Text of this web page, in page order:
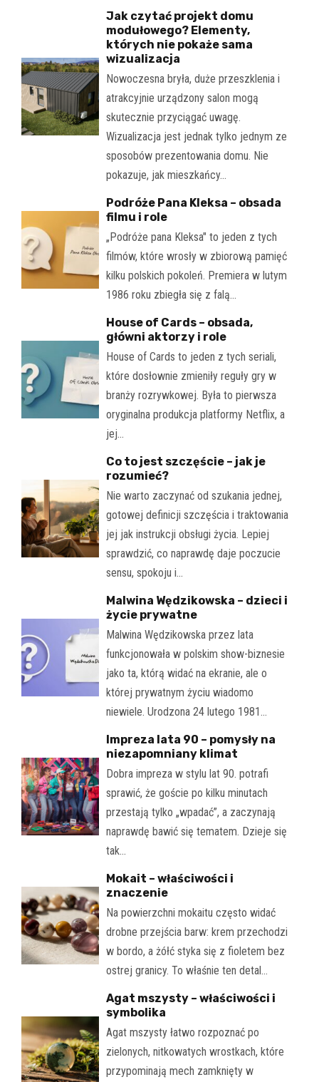
Jak czytać projekt domu
modułowego? Elementy,
których nie pokaże sama
wizualizacja
Nowoczesna bryła, duże przeszklenia i
atrakcyjnie urządzony salon mogą
skutecznie przyciągać uwagę.
Wizualizacja jest jednak tylko jednym ze
sposobów prezentowania domu. Nie
pokazuje, jak mieszkańcy…
Podróże Pana Kleksa – obsada
filmu i role
„Podróże pana Kleksa" to jeden z tych
filmów, które wrosły w zbiorową pamięć
kilku polskich pokoleń. Premiera w lutym
1986 roku zbiegła się z falą…
House of Cards – obsada,
główni aktorzy i role
House of Cards to jeden z tych seriali,
które dosłownie zmieniły reguły gry w
branży rozrywkowej. Była to pierwsza
oryginalna produkcja platformy Netflix, a
jej…
Co to jest szczęście – jak je
rozumieć?
Nie warto zaczynać od szukania jednej,
gotowej definicji szczęścia i traktowania
jej jak instrukcji obsługi życia. Lepiej
sprawdzić, co naprawdę daje poczucie
sensu, spokoju i…
Malwina Wędzikowska – dzieci i
życie prywatne
Malwina Wędzikowska przez lata
funkcjonowała w polskim show-biznesie
jako ta, którą widać na ekranie, ale o
której prywatnym życiu wiadomo
niewiele. Urodzona 24 lutego 1981…
Impreza lata 90 – pomysły na
niezapomniany klimat
Dobra impreza w stylu lat 90. potrafi
sprawić, że goście po kilku minutach
przestają tylko „wpadać”, a zaczynają
naprawdę bawić się tematem. Dzieje się
tak…
Mokait – właściwości i
znaczenie
Na powierzchni mokaitu często widać
drobne przejścia barw: krem przechodzi
w bordo, a żółć styka się z fioletem bez
ostrej granicy. To właśnie ten detal…
Agat mszysty – właściwości i
symbolika
Agat mszysty łatwo rozpoznać po
zielonych, nitkowatych wrostkach, które
przypominają mech zamknięty w